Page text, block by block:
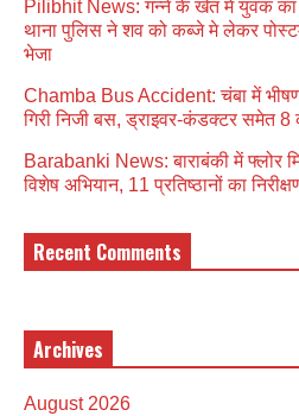
Pilibhit News: गन्ने के खेत में युवक का
थाना पुलिस ने शव को कब्जे मे लेकर
भेजा
Chamba Bus Accident: चंबा में
गिरी निजी बस, ड्राइवर-कंडक्टर समेत 8
Barabanki News: बाराबंकी में फ्लोर
विशेष अभियान, 11 प्रतिष्ठानों का
Recent Comments
Archives
August 2026